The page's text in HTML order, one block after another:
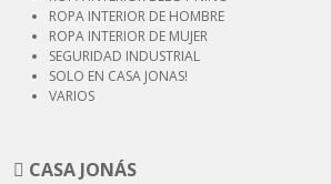
ROPA INTERIOR DE HOMBRE
ROPA INTERIOR DE MUJER
SEGURIDAD INDUSTRIAL
SOLO EN CASA JONAS!
VARIOS
CASA JONÁS